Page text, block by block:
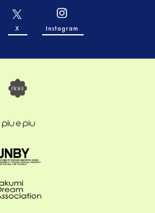
X Instagram